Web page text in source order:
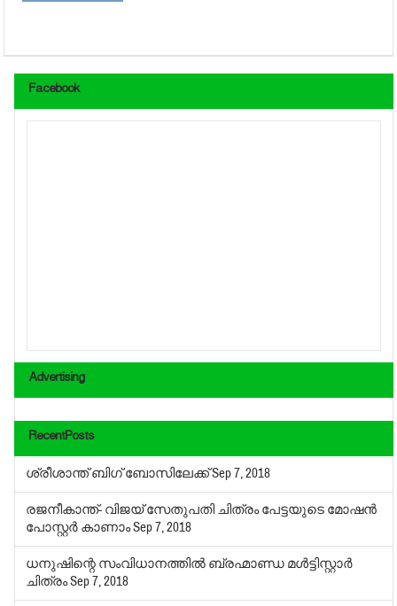
Facebook
Advertising
RecentPosts
ശ്രീശാന്ത് ബിഗ് ബോസിലേക്ക്Sep 7, 2018
രജനീകാന്ത്- വിജയ് സേതുപതി ചിത്രം പേട്ടയുടെ മോഷൻ
പോസ്റ്റർ കാണാംSep 7, 2018
ധനുഷിന്റെ സംവിധാനത്തില്‍ ബ്രഹ്മാണ്ഡ മള്‍ട്ടിസ്റ്റാര്‍
ചിത്രംSep 7, 2018